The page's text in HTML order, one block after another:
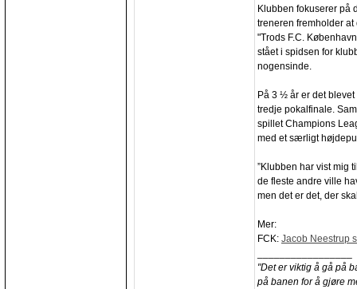
Klubben fokuserer på
treneren fremholder
"Trods F.C.
stået i spidsen for
nogensinde.
På 3 ½ år er det
tredje pokalfinale.
spillet Champions
med et særligt
”Klubben har vist mig
de fleste andre ville
men det er det, der
Mer:
FCK: Jacob Neestrup
"Det er viktig å gå på
på banen for å gjøre